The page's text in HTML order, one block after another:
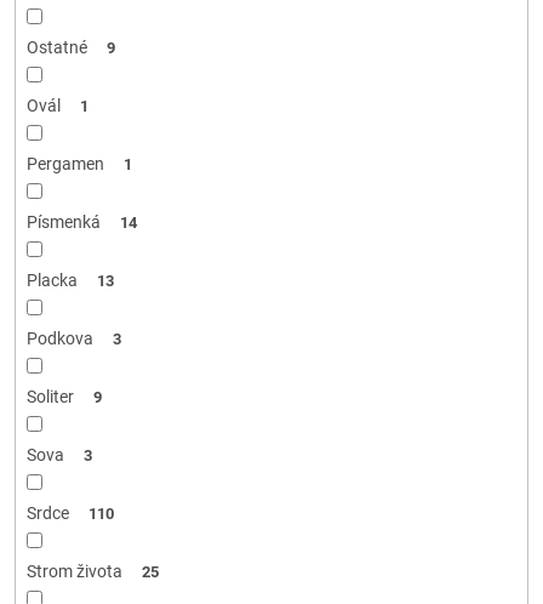
Ostatné 9
Ovál 1
Pergamen 1
Písmenká 14
Placka 13
Podkova 3
Soliter 9
Sova 3
Srdce 110
Strom života 25